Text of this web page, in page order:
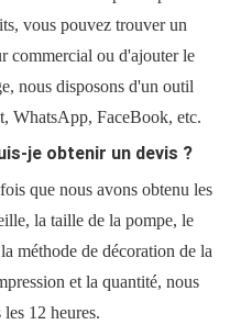
vous pouvez trouver un
commercial ou d'ajouter le
nous disposons d'un outil
WhatsApp, FaceBook, etc.
je obtenir un devis ?
que nous avons obtenu les
la taille de la pompe, le
méthode de décoration de la
et la quantité, nous
12 heures.